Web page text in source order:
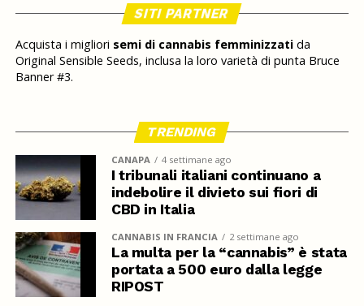
SITI PARTNER
Acquista i migliori semi di cannabis femminizzatida
Original Sensible Seeds, inclusa la loro varietà di punta Bruce
Banner #3.
TRENDING
CANAPA 4 settimane ago
I tribunali italiani continuano a
indebolire il divieto sui fiori di
CBD in Italia
CANNABIS IN FRANCIA 2 settimane ago
La multa per la “cannabis” è stata
portata a 500 euro dalla legge
RIPOST